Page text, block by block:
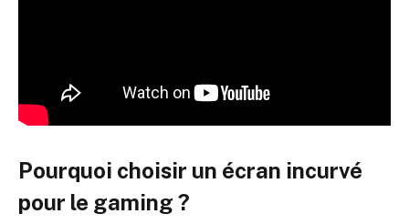
Pourquoi choisir un écran incurvé
pour le gaming ?